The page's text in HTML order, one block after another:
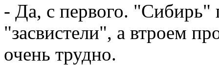
- Да, с первого. "Сибирь"
"засвистели", а втроем
очень трудно.